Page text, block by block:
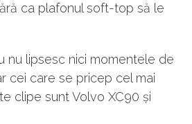
ca plafonul soft-top să le
nu lipsesc nici momentele de
cei care se pricep cel mai
clipe sunt Volvo XC90 și